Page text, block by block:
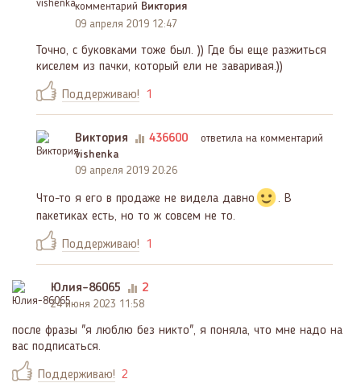
комментарий Виктория
09 апреля 2019 12:47
Точно, с буковками тоже был. )) Где бы еще разжиться
киселем из пачки, который ели не заваривая.))
Поддерживаю! 1
Виктория 436600
ответила на комментарий
vishenka
09 апреля 2019 20:26
Что-то я его в продаже не видела давно
. В
пакетиках есть, но то ж совсем не то.
Поддерживаю! 1
Юлия-86065 2
24 июня 2023 11:58
после фразы "я люблю без никто", я поняла, что мне надо на
вас подписаться.
Поддерживаю! 2